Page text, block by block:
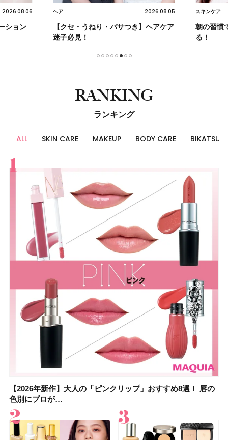
2026.08.06
ション
ヘア 2026.08.05
【クセ・うねり・パサつき】ヘアケア
迷子必見！
スキンケア
朝の習慣
る！
RANKING
ランキング
ALL SKIN CARE MAKEUP BODY CARE BIKATSU
すべて
【2026年新作】大人の「ピンクリップ」おすすめ8選！ 唇の
色別にプロが…
スキンケア
【上田竜也さんのマイベストコスメ５選】大人になって開眼
したからこそ愛が深…
メイク
【2026年新作】大人の「ピンクリップ」おすすめ8選！ 唇の
色別にプロが…
ボディケア
【2026夏】「香水・フレグランス」ランキングTOP5！＜美
容マニア・マ…
美活
【2026年最新】ダイエットや腸活におすすめの食品・ドリン
ク6選！ 美活…
ヘア
【2026年夏】40代におすすめの髪型30選！ 若く見える・手
入れが楽な…
ライフスタイル
【フォロー＆いいねで当たる】中国割烹旅館 掬水亭の宿泊券
を1組2名様にプ…
ビューティーズ
【セザンヌ】8/7新色追加！「ウォータリーティントリップ
」10モモピュ…